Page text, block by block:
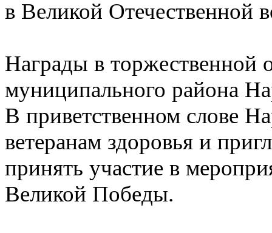
в Великой Отечественной
Награды в торжественной
муниципального района
В приветственном слове
ветеранам здоровья и
принять участие в
Великой Победы.